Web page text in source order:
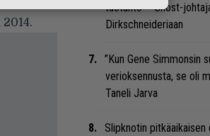
tuotanto – Ghost-
Dirkschneideriaan
”Kun Gene Simmonsin
verioksennusta, se oli
Taneli Jarva
Slipknotin